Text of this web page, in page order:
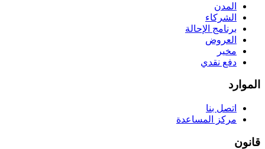
المدن
الشركاء
برنامج الإحالة
العروض
مخير
دفع نقدي
الموارد
اتصل بنا
مركز المساعدة
قانون